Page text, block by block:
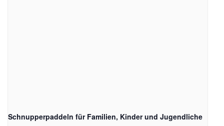
Schnupperpaddeln für Familien, Kinder und Jugendliche